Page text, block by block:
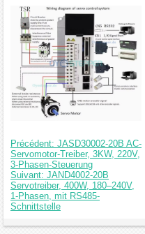
Précédent: JASD30002-20B AC-
Servomotor-Treiber, 3KW, 220V,
3-Phasen-Steuerung
Suivant: JAND4002-20B
Servotreiber, 400W, 180–240V,
1-Phasen, mit RS485-
Schnittstelle